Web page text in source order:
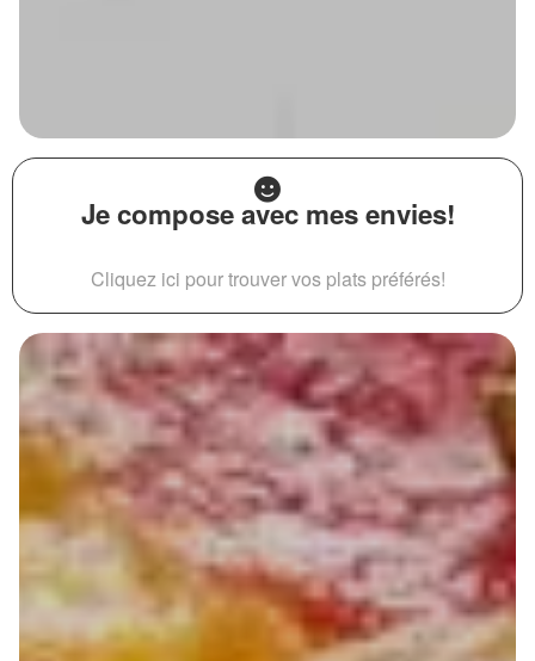
Je compose avec mes envies!
Cliquez ici pour trouver vos plats préférés!